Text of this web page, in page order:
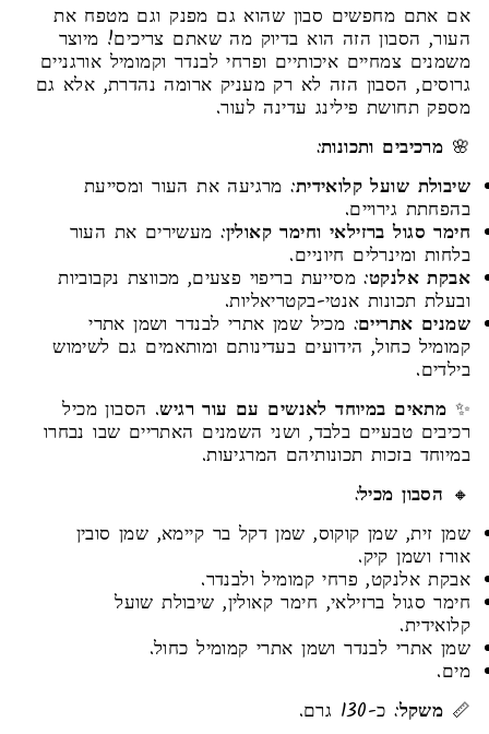
אם אתם מחפשים סבון שהוא גם מפנק וגם מטפח את
העור, הסבון הזה הוא בדיוק מה שאתם צריכים! מיוצר
משמנים צמחיים איכותיים ופרחי לבנדר וקמומיל אורגניים
גרוסים, הסבון הזה לא רק מעניק ארומה נהדרת, אלא גם
מספק תחושת פילינג עדינה לעור.
🌸 מרכיבים ותכונות:
שיבולת שועל קלואידית: מרגיעה את העור ומסייעת
בהפחתת גירויים.
חימר סגול ברזילאי וחימר קאולין: מעשירים את העור
בלחות ומינרלים חיוניים.
אבקת אלנקט: מסייעת בריפוי פצעים, מכווצת נקבוביות
ובעלת תכונות אנטי-בקטריאליות.
שמנים אתריים: מכיל שמן אתרי לבנדר ושמן אתרי
קמומיל כחול, הידועים בעדינותם ומותאמים גם לשימוש
בילדים.
✨ מתאים במיוחד לאנשים עם עור רגיש. הסבון מכיל
רכיבים טבעיים בלבד, ושני השמנים האתריים שבו נבחרו
במיוחד בזכות תכונותיהם המרגיעות.
🔸 הסבון מכיל:
שמן זית, שמן קוקוס, שמן דקל בר קיימא, שמן סובין
אורז ושמן קיק.
אבקת אלנקט, פרחי קמומיל ולבנדר.
חימר סגול ברזילאי, חימר קאולין, שיבולת שועל
קלואידית.
שמן אתרי לבנדר ושמן אתרי קמומיל כחול.
מים.
📏 משקל: כ-130 גרם.